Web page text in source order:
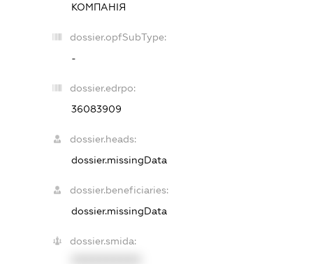
КОМПАНІЯ
dossier.opfSubType:
-
dossier.edrpo:
36083909
dossier.heads:
dossier.missingData
dossier.beneficiaries:
dossier.missingData
dossier.smida: